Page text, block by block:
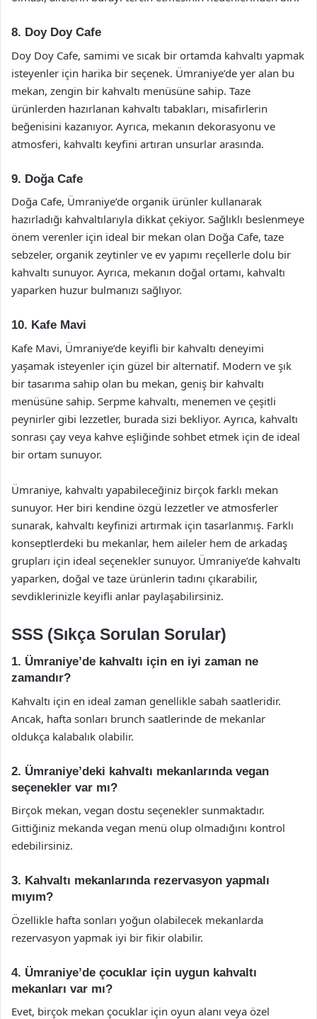
8. Doy Doy Cafe
Doy Doy Cafe, samimi ve sıcak bir ortamda kahvaltı yapmak
isteyenler için harika bir seçenek. Ümraniye’de yer alan bu
mekan, zengin bir kahvaltı menüsüne sahip. Taze
ürünlerden hazırlanan kahvaltı tabakları, misafirlerin
beğenisini kazanıyor. Ayrıca, mekanın dekorasyonu ve
atmosferi, kahvaltı keyfini artıran unsurlar arasında.
9. Doğa Cafe
Doğa Cafe, Ümraniye’de organik ürünler kullanarak
hazırladığı kahvaltılarıyla dikkat çekiyor. Sağlıklı beslenmeye
önem verenler için ideal bir mekan olan Doğa Cafe, taze
sebzeler, organik zeytinler ve ev yapımı reçellerle dolu bir
kahvaltı sunuyor. Ayrıca, mekanın doğal ortamı, kahvaltı
yaparken huzur bulmanızı sağlıyor.
10. Kafe Mavi
Kafe Mavi, Ümraniye’de keyifli bir kahvaltı deneyimi
yaşamak isteyenler için güzel bir alternatif. Modern ve şık
bir tasarıma sahip olan bu mekan, geniş bir kahvaltı
menüsüne sahip. Serpme kahvaltı, menemen ve çeşitli
peynirler gibi lezzetler, burada sizi bekliyor. Ayrıca, kahvaltı
sonrası çay veya kahve eşliğinde sohbet etmek için de ideal
bir ortam sunuyor.
Ümraniye, kahvaltı yapabileceğiniz birçok farklı mekan
sunuyor. Her biri kendine özgü lezzetler ve atmosferler
sunarak, kahvaltı keyfinizi artırmak için tasarlanmış. Farklı
konseptlerdeki bu mekanlar, hem aileler hem de arkadaş
grupları için ideal seçenekler sunuyor. Ümraniye’de kahvaltı
yaparken, doğal ve taze ürünlerin tadını çıkarabilir,
sevdiklerinizle keyifli anlar paylaşabilirsiniz.
SSS (Sıkça Sorulan Sorular)
1. Ümraniye’de kahvaltı için en iyi zaman ne
zamandır?
Kahvaltı için en ideal zaman genellikle sabah saatleridir.
Ancak, hafta sonları brunch saatlerinde de mekanlar
oldukça kalabalık olabilir.
2. Ümraniye’deki kahvaltı mekanlarında vegan
seçenekler var mı?
Birçok mekan, vegan dostu seçenekler sunmaktadır.
Gittiğiniz mekanda vegan menü olup olmadığını kontrol
edebilirsiniz.
3. Kahvaltı mekanlarında rezervasyon yapmalı
mıyım?
Özellikle hafta sonları yoğun olabilecek mekanlarda
rezervasyon yapmak iyi bir fikir olabilir.
4. Ümraniye’de çocuklar için uygun kahvaltı
mekanları var mı?
Evet, birçok mekan çocuklar için oyun alanı veya özel